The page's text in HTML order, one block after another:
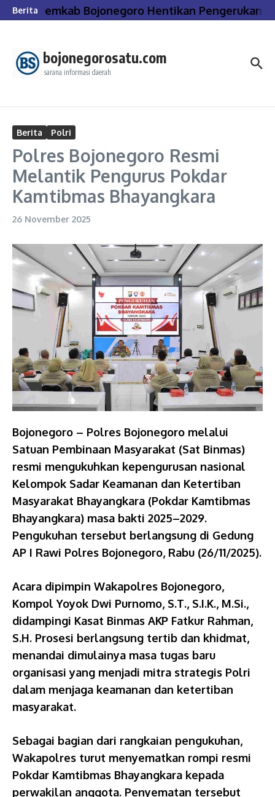
Lewati ke konten
BeritaPemkab Bojonegoro Hentikan Pengerukan
bojonegorosatu.com
sarana informasi daerah
Berita Polri
Polres Bojonegoro Resmi
Melantik Pengurus Pokdar
Kamtibmas Bhayangkara
26 November 2025
Bojonegoro – Polres Bojonegoro melalui
Satuan Pembinaan Masyarakat (Sat Binmas)
resmi mengukuhkan kepengurusan nasional
Kelompok Sadar Keamanan dan Ketertiban
Masyarakat Bhayangkara (Pokdar Kamtibmas
Bhayangkara) masa bakti 2025–2029.
Pengukuhan tersebut berlangsung di Gedung
AP I Rawi Polres Bojonegoro, Rabu (26/11/2025).
Acara dipimpin Wakapolres Bojonegoro,
Kompol Yoyok Dwi Purnomo, S.T., S.I.K., M.Si.,
didampingi Kasat Binmas AKP Fatkur Rahman,
S.H. Prosesi berlangsung tertib dan khidmat,
menandai dimulainya masa tugas baru
organisasi yang menjadi mitra strategis Polri
dalam menjaga keamanan dan ketertiban
masyarakat.
Sebagai bagian dari rangkaian pengukuhan,
Wakapolres turut menyematkan rompi resmi
Pokdar Kamtibmas Bhayangkara kepada
perwakilan anggota. Penyematan tersebut